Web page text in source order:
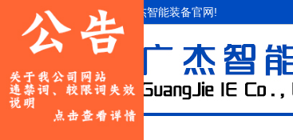
欢迎访问山东广杰智能装备官网!